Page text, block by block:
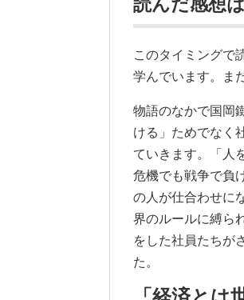
このタイミングで
学んでいます。ま
物語のなかで国岡
ける」ためでなく
ていきます。「人
危機でも戦争で負
の人が仕合わせに
界のルールに縛ら
をした社員たちが
た。